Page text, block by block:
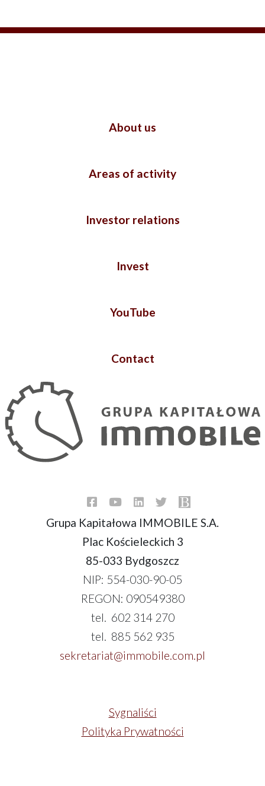
About us
Areas of activity
Investor relations
Invest
YouTube
Contact
Grupa Kapitałowa IMMOBILE S.A.
Plac Kościeleckich 3
85-033 Bydgoszcz
NIP: 554-030-90-05
REGON: 090549380
tel. 602 314 270
tel. 885 562 935
sekretariat@immobile.com.pl
Sygnaliści
Polityka Prywatności